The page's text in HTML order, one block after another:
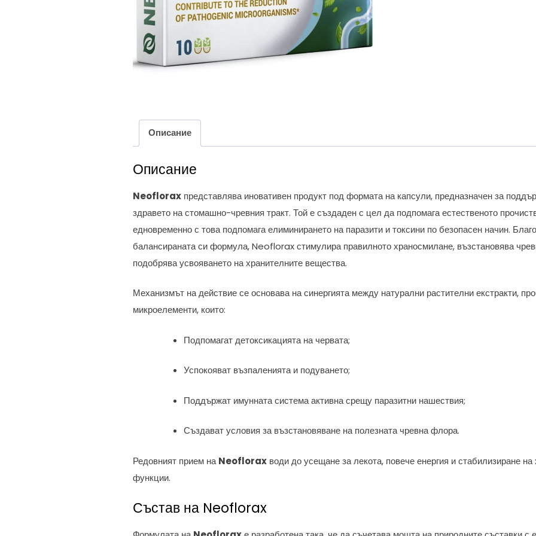
Описание
Описание
Neoflorax представлява иновативен продукт под формата на капсули, предназначен за
здравето на стомашно-чревния тракт. Той е създаден с цел да подпомага естественото
едновременно с това подпомага елиминирането на паразити и токсини по безопасен начин.
балансираната си формула, Neoflorax стимулира правилното храносмилане, възстановява
подобрява усвояването на хранителните вещества.
Механизмът на действие се основава на синергията между натурални растителни екстракти,
микроелементи, които:
Подпомагат детоксикацията на червата;
Успокояват възпаленията и подуването;
Поддържат имунната система активна срещу паразитни нашествия;
Създават условия за възстановяване на полезната чревна флора.
Редовният прием наNeoflorax води до усещане за лекота, повече енергия и стабилизиране
функции.
Състав на Neoflorax